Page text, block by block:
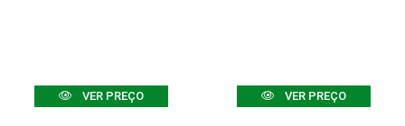
VER PREÇO VER PREÇO